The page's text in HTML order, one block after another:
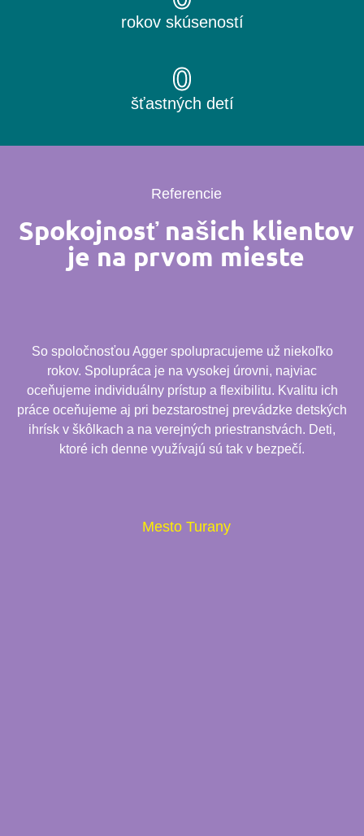
rokov skúseností
šťastných detí
0
Referencie
Spokojnosť našich klientov
je na prvom mieste
So spoločnosťou Agger spolupracujeme už niekoľko
rokov. Spolupráca je na vysokej úrovni, najviac
oceňujeme individuálny prístup a flexibilitu. Kvalitu ich
práce oceňujeme aj pri bezstarostnej prevádzke detských
ihrísk v škôlkach a na verejných priestranstvách. Deti,
ktoré ich denne využívajú sú tak v bezpečí.
Mesto Turany